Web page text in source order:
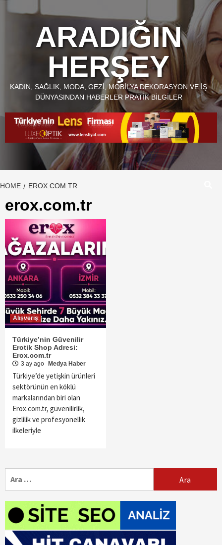
ARADIĞIN
HERŞEY
KADIN, SAĞLIK, MODA, GEZI, MOBILYA DEKORASYON VE İŞ
DÜNYASINDAN HABERLER PRATIK BILGILER
HOME EROX.COM.TR
erox.com.tr
Alışveriş
Türkiye’nin Güvenilir
Erotik Shop Adresi:
Erox.com.tr
3 ay ago Medya Haber
Türkiye’de yetişkin ürünleri
sektörünün en köklü
markalarından biri olan
Erox.com.tr, güvenilirlik,
gizlilik ve profesyonellik
ilkeleriyle